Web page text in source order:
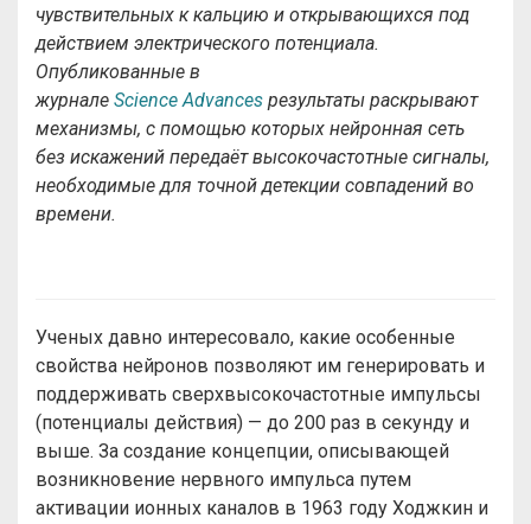
чувствительных к кальцию и открывающихся под
действием электрического потенциала.
Опубликованные в
журнале Science Advances результаты раскрывают
механизмы, с помощью которых нейронная сеть
без искажений передаёт высокочастотные сигналы,
необходимые для точной детекции совпадений во
времени.
Ученых давно интересовало, какие особенные
свойства нейронов позволяют им генерировать и
поддерживать сверхвысокочастотные импульсы
(потенциалы действия) — до 200 раз в секунду и
выше. За создание концепции, описывающей
возникновение нервного импульса путем
активации ионных каналов в 1963 году Ходжкин и